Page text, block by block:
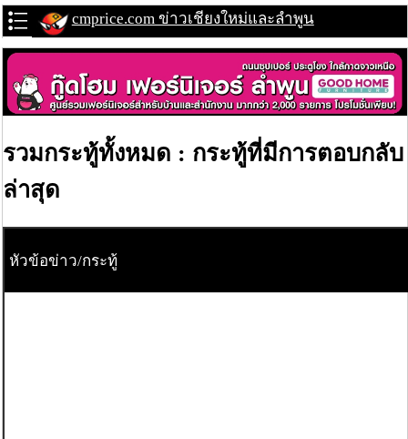
cmprice.com ข่าวเชียงใหม่และลำพูน
รวมกระทู้ทั้งหมด : กระทู้ที่มีการตอบกลับ
ล่าสุด
หัวข้อข่าว/กระทู้